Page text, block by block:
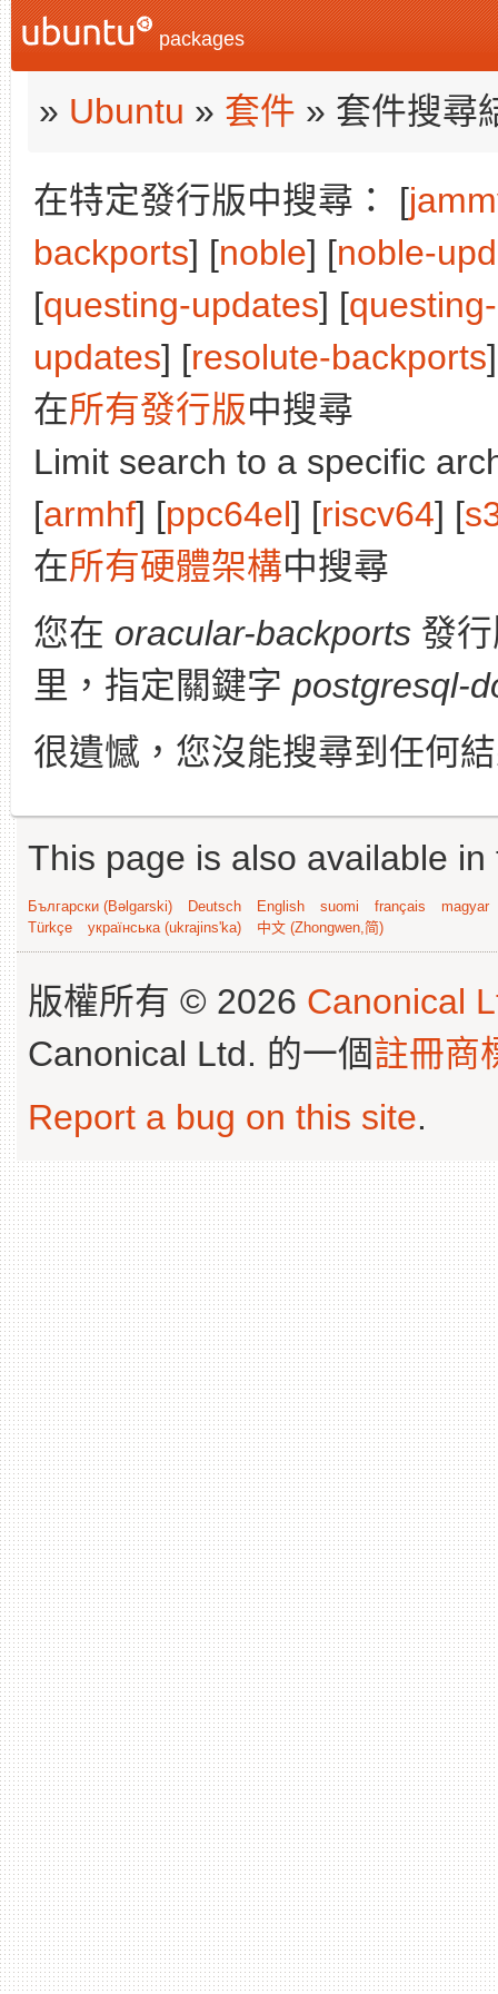
packages
» Ubuntu » 套件 » 套件搜尋
在特定發行版中搜尋： [
backports] [noble] [noble-
[questing-updates] [
updates] [resolute-backports
在所有發行版中搜尋
Limit search to a specific
[armhf] [ppc64el] [riscv64] [
在所有硬體架構中搜尋
您在 oracular-backports 發
里，指定關鍵字 postgresql-
很遺憾，您沒能搜尋到任何
This page is also available
Български (Bəlgarski) Deutsch English suomi français
magyar
Türkçe
українська (ukrajins'ka) 中文 (Zhongwen,简)
版權所有 © 2026 Canonical
Canonical Ltd. 的一個註冊商
Report a bug on this site.